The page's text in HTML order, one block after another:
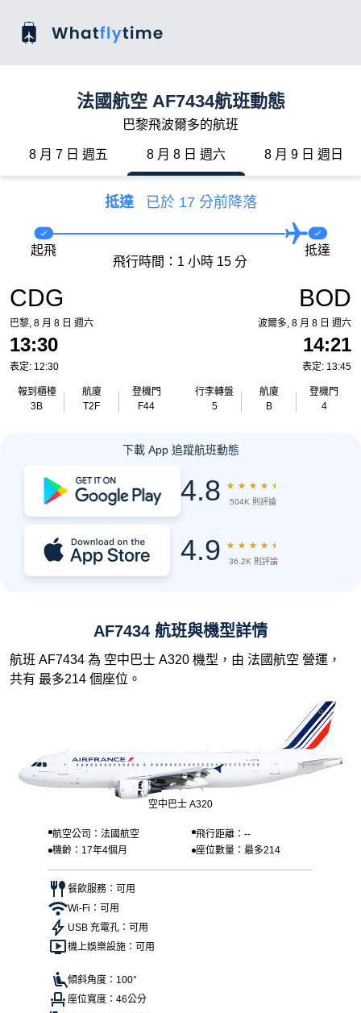
法國航空 AF7434航班動態
巴黎飛波爾多的航班
8 月 7 日 週五 8 月 8 日 週六 8 月 9 日 週日
抵達 已於 17 分前降落
CDG
巴黎, 8 月 8 日 週六
13:30
表定: 12:30
報到櫃檯
3B
航廈
T2F
登機門
F44
起飛
飛行時間：1 小時 15 分
抵達
BOD
波爾多, 8 月 8 日 週六
14:21
表定: 13:45
行李轉盤
5
航廈
B
登機門
4
下載 App 追蹤航班動態
4.8 ★ ★ ★ ★ ★
504K 則評論
4.9 ★ ★ ★ ★ ★
36.2K 則評論
AF7434 航班與機型詳情
航班 AF7434 為 空中巴士 A320 機型，由 法國航空 營運，
共有 最多214 個座位。
空中巴士 A320
航空公司：法國航空
飛行距離：--
機齡：17年4個月
座位數量：最多214
餐飲服務：可用
Wi-Fi：可用
USB 充電孔：可用
機上娛樂設施：可用
傾斜角度：100°
座位寬度：46公分